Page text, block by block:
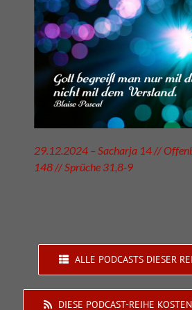
29.12.2024 – Sacharja 14 //
148 // Sprüche 31,8-9
ALLE PODCASTS DIESER
DIESE PODCAST-REIHE